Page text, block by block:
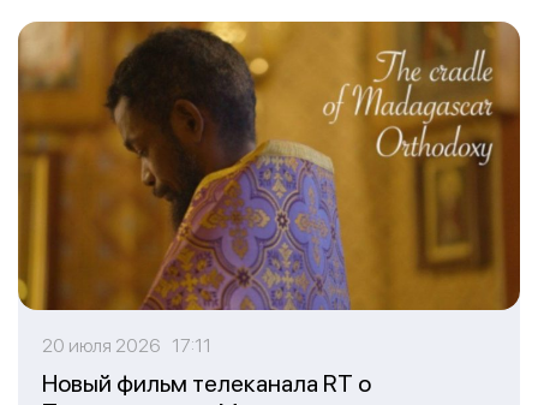
20 июля 2026 17:11
Новый фильм телеканала RT о